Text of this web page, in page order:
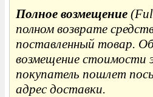
Полное возмещение(Full
полном возврате
поставленный товар.
возмещение стоимости
покупатель пошлет
адрес доставки.